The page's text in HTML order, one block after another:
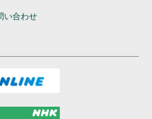
い合わせ